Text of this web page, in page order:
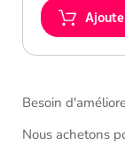
Besoin
Nous achetons